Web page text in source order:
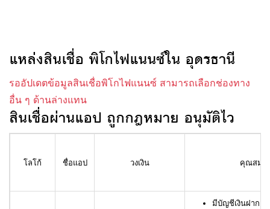
แหล่งสินเชื่อ พิโกไฟแนนซ์ใน อุดรธานี
รออัปเดตข้อมูลสินเชื่อพิโกไฟแนนซ์ สามารถเลือกช่องทาง
อื่น ๆ ด้านล่างแทน
สินเชื่อผ่านแอป ถูกกฎหมาย อนุมัติไว
โลโก้ ชื่อแอป วงเงิน คุณสมบั
มีบัญชีเงินฝาก